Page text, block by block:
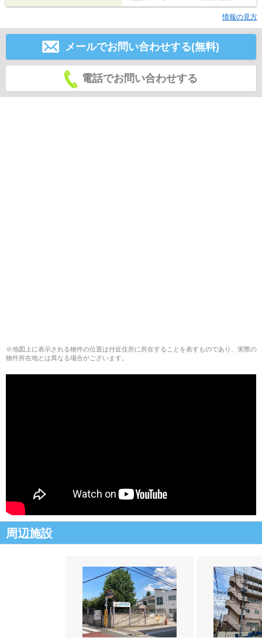
情報の見方
メールでお問い合わせする(無料)
電話でお問い合わせする
※地図上に表示される物件の位置は付近住所に所在することを表すものであり、実際の
物件所在地とは異なる場合がございます。
周辺施設